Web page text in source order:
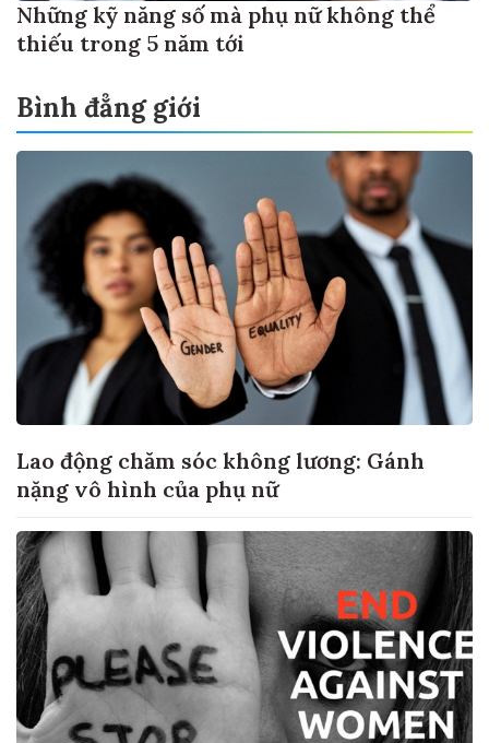
Những kỹ năng số mà phụ nữ không thể
thiếu trong 5 năm tới
Bình đẳng giới
Lao động chăm sóc không lương: Gánh
nặng vô hình của phụ nữ